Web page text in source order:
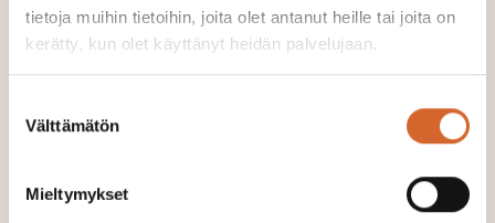
tietoja muihin tietoihin, joita olet antanut heille tai joita on
kerätty, kun olet käyttänyt heidän palvelujaan.
valinta
Välttämätön
Mieltymykset
Kirjoittaja on vastikään tamperelaistunut